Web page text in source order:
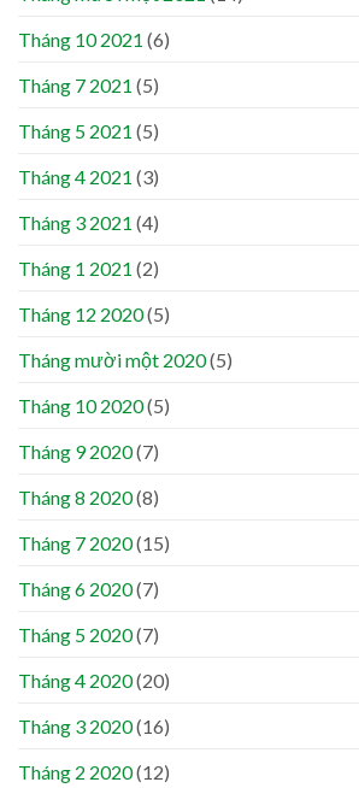
Tháng 10 2021 (6)
Tháng 7 2021 (5)
Tháng 5 2021 (5)
Tháng 4 2021 (3)
Tháng 3 2021 (4)
Tháng 1 2021 (2)
Tháng 12 2020(5)
Tháng mười một 2020(5)
Tháng 10 2020(5)
Tháng 9 2020(7)
Tháng 8 2020(8)
Tháng 7 2020(15)
Tháng 6 2020(7)
Tháng 5 2020(7)
Tháng 4 2020(20)
Tháng 3 2020(16)
Tháng 2 2020(12)